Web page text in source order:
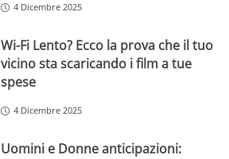
4 Dicembre 2025
Wi-Fi Lento? Ecco la prova che il tuo
vicino sta scaricando i film a tue
spese
4 Dicembre 2025
Uomini e Donne anticipazioni: